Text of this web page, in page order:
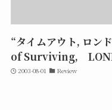
“タイムアウト, ロ
of Surviving,
2003-08-01 Review